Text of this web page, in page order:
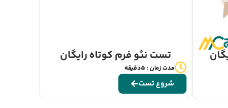
تست نئو فرم کوتاه رایگان
مدت زمان : 5دقیقه
شروع تست